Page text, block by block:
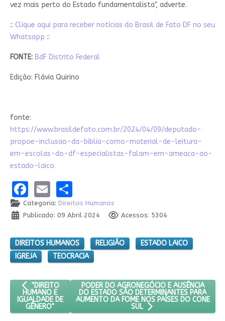
vez mais perto do Estado fundamentalista", adverte.
:: Clique aqui para receber notícias do Brasil de Fato DF no seu
Whatsapp ::
FONTE: BdF Distrito Federal
Edição: Flávia Quirino
fonte:
https://www.brasildefato.com.br/2024/04/09/deputado-
propoe-inclusao-da-biblia-como-material-de-leitura-
em-escolas-do-df-especialistas-falam-em-ameaca-ao-
estado-laico
Facebook
EmailShare
Categoria: Direitos Humanos
Publicado: 09 Abril 2024
Acessos: 5304
DIREITOS HUMANOS RELIGIÃO
ESTADO LAICO
IGREJA
TEOCRACIA
ARTIGO ANTERIOR: "DIREITO HUMANO E IGUALDADE DE
"DIREITO
HUMANO E
IGUALDADE DE
GÊNERO"
PRÓXIMO ARTIGO: PODER DO
PODER DO AGRONEGÓCIO E AUSÊNCIA
DO ESTADO SÃO DETERMINANTES PARA
AUMENTO DA FOME NOS PAÍSES DO CONE
SUL